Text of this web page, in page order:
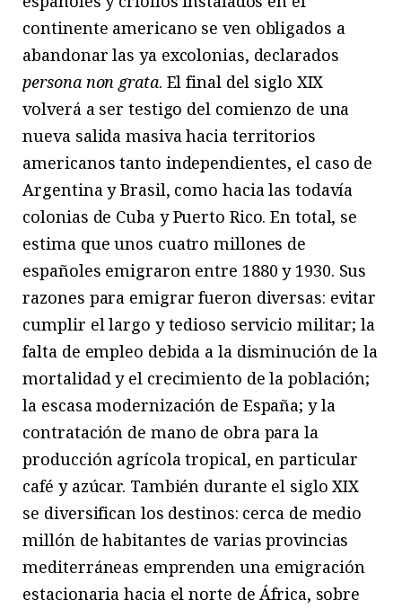
continente americano se ven obligados a
abandonar las ya excolonias, declarados
persona non grata. El final del siglo XIX
volverá a ser testigo del comienzo de una
nueva salida masiva hacia territorios
americanos tanto independientes, el caso de
Argentina y Brasil, como hacia las todavía
colonias de Cuba y Puerto Rico. En total, se
estima que unos cuatro millones de
españoles emigraron entre 1880 y 1930. Sus
razones para emigrar fueron diversas: evitar
cumplir el largo y tedioso servicio militar; la
falta de empleo debida a la disminución de la
mortalidad y el crecimiento de la población;
la escasa modernización de España; y la
contratación de mano de obra para la
producción agrícola tropical, en particular
café y azúcar. También durante el siglo XIX
se diversifican los destinos: cerca de medio
millón de habitantes de varias provincias
mediterráneas emprenden una emigración
estacionaria hacia el norte de África, sobre